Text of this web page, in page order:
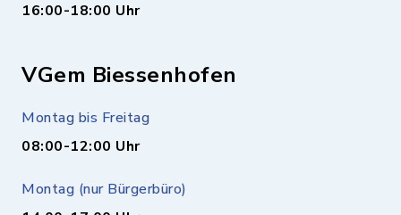
16:00-18:00 Uhr
VGem Biessenhofen
Montag bis Freitag
08:00-12:00 Uhr
Montag (nur Bürgerbüro)